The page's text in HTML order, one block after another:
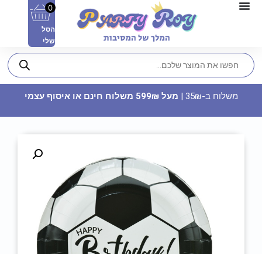
פיניאטה - LOL
85
+
0
הסל
שלי
משלוח ב-35₪ | מעל 599₪ משלוח חינם או איסוף עצמי